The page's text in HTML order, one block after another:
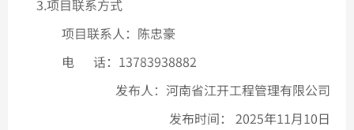
3.项目联系方式
项目联系人：陈忠豪
电
话： 13783938882
发布人：河南省江开工程管理有限公司
发布时间：
2025年11月10日